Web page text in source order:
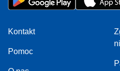
Kontakt
Pomoc